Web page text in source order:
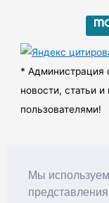
Мы
ы
* Администрация
новости, статьи
пользователями!